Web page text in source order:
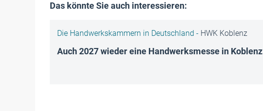
Das könnte Sie auch interessieren:
Die Handwerkskammern in Deutschland - HWK Koblenz
Auch 2027 wieder eine Handwerksmesse in Koblenz